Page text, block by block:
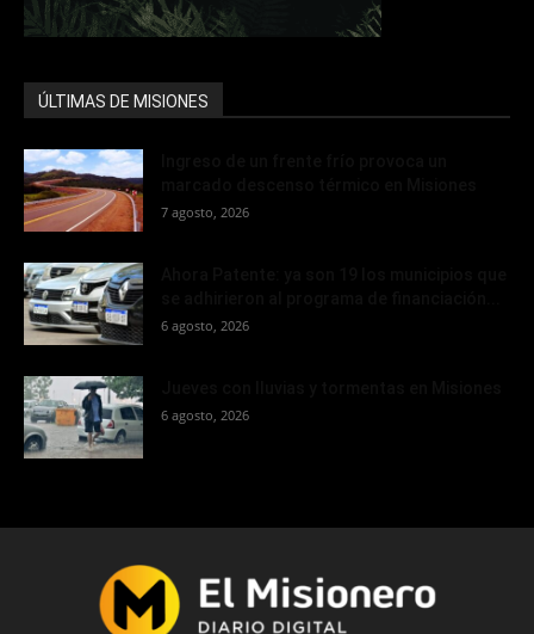
ÚLTIMAS DE MISIONES
7 agosto, 2026
6 agosto, 2026
6 agosto, 2026